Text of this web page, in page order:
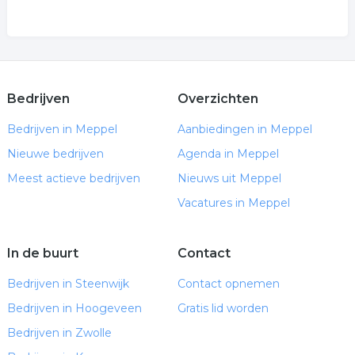
Bedrijven
Bedrijven in Meppel
Nieuwe bedrijven
Meest actieve bedrijven
Overzichten
Aanbiedingen in Meppel
Agenda in Meppel
Nieuws uit Meppel
Vacatures in Meppel
In de buurt
Bedrijven in Steenwijk
Bedrijven in Hoogeveen
Bedrijven in Zwolle
Contact
Contact opnemen
Gratis lid worden